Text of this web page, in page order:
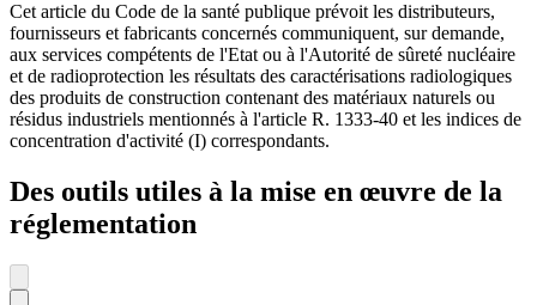
Cet article du Code de la santé publique prévoit les distributeurs,
fournisseurs et fabricants concernés communiquent, sur demande,
aux services compétents de l'Etat ou à l'Autorité de sûreté nucléaire
et de radioprotection les résultats des caractérisations radiologiques
des produits de construction contenant des matériaux naturels ou
résidus industriels mentionnés à l'article R. 1333-40 et les indices de
concentration d'activité (I) correspondants.
Des outils utiles à la mise en œuvre de la
réglementation